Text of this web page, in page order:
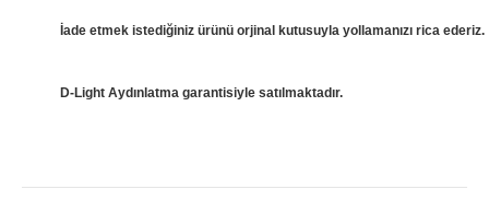
İade etmek istediğiniz ürünü orjinal kutusuyla yollamanızı rica ederiz.
D-Light Aydınlatma garantisiyle satılmaktadır.